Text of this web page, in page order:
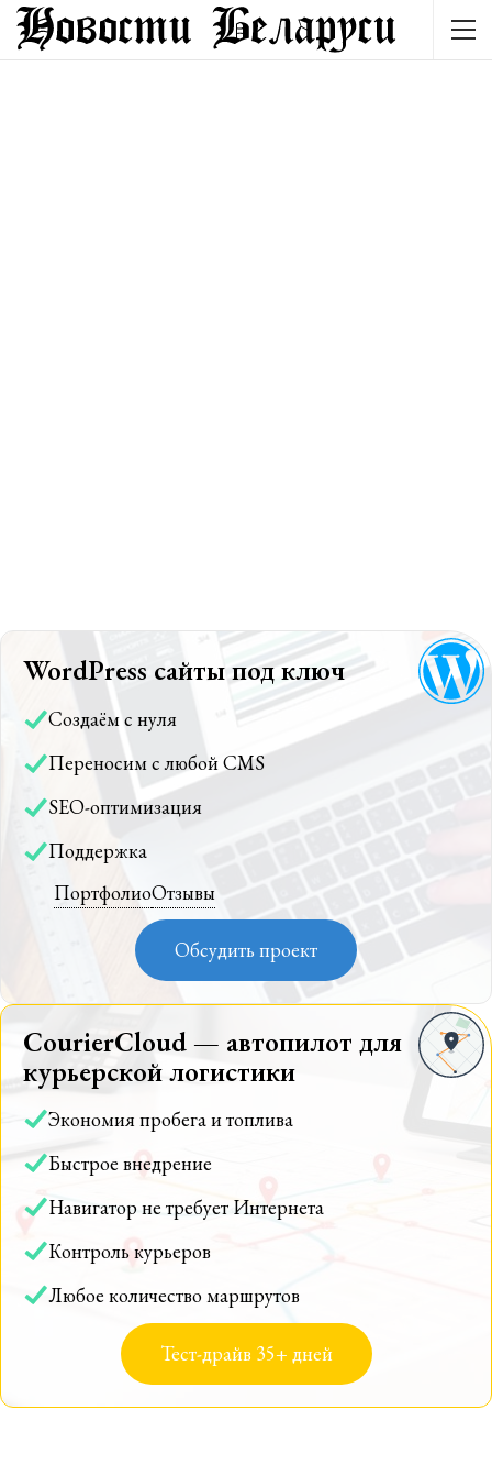
WordPress сайты под ключ
Создаём с нуля
Переносим с любой CMS
SEO-оптимизация
Поддержка
ПортфолиоОтзывы
Обсудить проект
CourierCloud — автопилот для
курьерской логистики
Экономия пробега и топлива
Быстрое внедрение
Навигатор не требует Интернета
Контроль курьеров
Любое количество маршрутов
Тест-драйв 35+ дней